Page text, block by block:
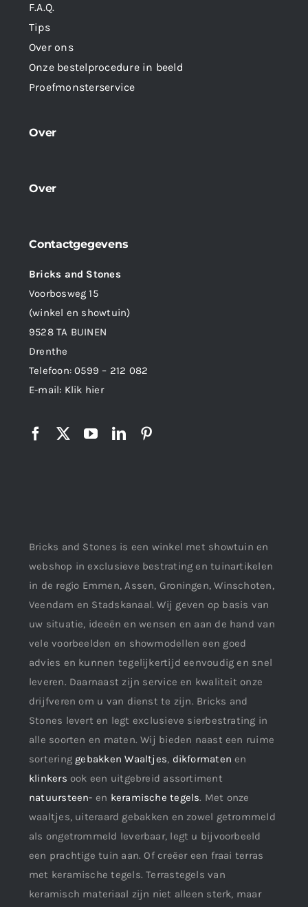
F.A.Q.
Tips
Over ons
Onze bestelprocedure in beeld
Proefmonsterservice
Over
Over
Contactgegevens
Bricks and Stones
Voorbosweg 15
(winkel en showtuin)
9528 TA BUINEN
Drenthe
Telefoon:0599 – 212 082
E-mail: Klik hier
Bricks and Stones is een winkel met showtuin en
webshop in exclusieve bestrating en tuinartikelen
in de regio Emmen, Assen, Groningen, Winschoten,
Veendam en Stadskanaal. Wij geven op basis van
uw situatie, ideeën en wensen en aan de hand van
vele voorbeelden en showmodellen een goed
advies en kunnen tegelijkertijd eenvoudig en snel
leveren. Daarnaast zijn service en kwaliteit onze
drijfveren om u van dienst te zijn. Bricks and
Stones levert en legt exclusieve sierbestrating in
alle soorten en maten. Wij bieden naast een ruime
sortering gebakken Waaltjes, dikformaten en
klinkers ook een uitgebreid assortiment
natuursteen- en keramische tegels. Met onze
waaltjes, uiteraard gebakken en zowel getrommeld
als ongetrommeld leverbaar, legt u bijvoorbeeld
een prachtige tuin aan. Of creëer een fraai terras
met keramische tegels. Terrastegels van
keramisch materiaal zijn niet alleen sterk, maar